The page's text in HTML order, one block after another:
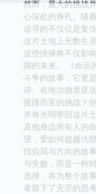
然而，最大的挑战
心深处的挣扎。随
追寻的不仅仅是复
这片土地上无数生
这些抉择将不仅影
国的未来。 《命运
斗争的故事，它更
诗。在埃尔德里亚
接踵而至的挑战？
并将光明带回这片
及他身边所有人的
望，爱如何超越仇
找自我与方向的故
与失败，而是一种
选择，将为整个故
者留下了无尽的思考